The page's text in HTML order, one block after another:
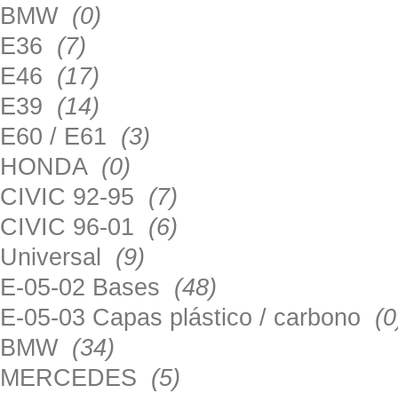
BMW (0)
E36 (7)
E46 (17)
E39 (14)
E60 / E61 (3)
HONDA (0)
CIVIC 92-95 (7)
CIVIC 96-01 (6)
Universal (9)
E-05-02 Bases (48)
E-05-03 Capas plástico / carbono
BMW (34)
MERCEDES (5)